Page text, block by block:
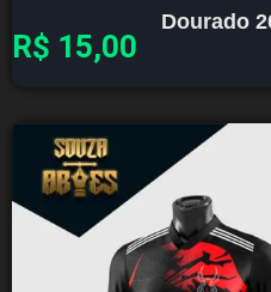
Dourado
R$ 15,00